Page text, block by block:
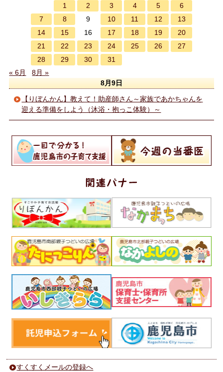
1
2 3 4 5
6
7
8 9 10 11 12
13
14
15 16 17 18 19
20
21
22 23 24 25 26
27
28
29 30
31
« 6月
8月 »
8月9日
【りぼんかん】教えて！助産師さん～家族であかちゃんを
迎える準備をしよう（沐浴・抱っこ体験）～
すくすくメールの登録へ